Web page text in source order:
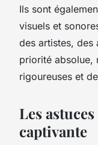
Ils sont
visuels et
des artistes, des
priorité absolue,
rigoureuses et
Les
captivante